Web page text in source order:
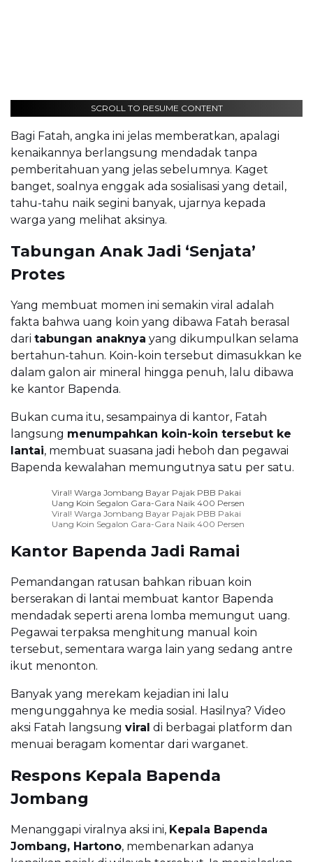
SCROLL TO RESUME CONTENT
Bagi Fatah, angka ini jelas memberatkan, apalagi
kenaikannya berlangsung mendadak tanpa
pemberitahuan yang jelas sebelumnya. Kaget
banget, soalnya enggak ada sosialisasi yang detail,
tahu-tahu naik segini banyak, ujarnya kepada
warga yang melihat aksinya.
Tabungan Anak Jadi ‘Senjata’
Protes
Yang membuat momen ini semakin viral adalah
fakta bahwa uang koin yang dibawa Fatah berasal
dari tabungan anaknya yang dikumpulkan selama
bertahun-tahun. Koin-koin tersebut dimasukkan ke
dalam galon air mineral hingga penuh, lalu dibawa
ke kantor Bapenda.
Bukan cuma itu, sesampainya di kantor, Fatah
langsung menumpahkan koin-koin tersebut ke
lantai, membuat suasana jadi heboh dan pegawai
Bapenda kewalahan memungutnya satu per satu.
Viral! Warga Jombang Bayar Pajak PBB Pakai
Uang Koin Segalon Gara-Gara Naik 400 Persen
Viral! Warga Jombang Bayar Pajak PBB Pakai
Uang Koin Segalon Gara-Gara Naik 400 Persen
Kantor Bapenda Jadi Ramai
Pemandangan ratusan bahkan ribuan koin
berserakan di lantai membuat kantor Bapenda
mendadak seperti arena lomba memungut uang.
Pegawai terpaksa menghitung manual koin
tersebut, sementara warga lain yang sedang antre
ikut menonton.
Banyak yang merekam kejadian ini lalu
mengunggahnya ke media sosial. Hasilnya? Video
aksi Fatah langsung viral di berbagai platform dan
menuai beragam komentar dari warganet.
Respons Kepala Bapenda
Jombang
Menanggapi viralnya aksi ini, Kepala Bapenda
Jombang, Hartono, membenarkan adanya